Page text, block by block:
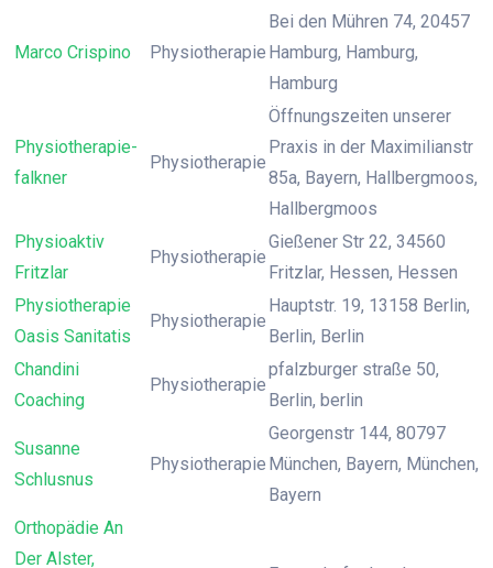
Marco Crispino Physiotherapie
Bei den Mühren 74, 20457
Hamburg, Hamburg,
Hamburg
Physiotherapie-
falkner
Physiotherapie
Öffnungszeiten unserer
Praxis in der Maximilianstr
85a, Bayern, Hallbergmoos,
Hallbergmoos
Physioaktiv
Fritzlar
Physiotherapie
Gießener Str 22, 34560
Fritzlar, Hessen, Hessen
Physiotherapie
Oasis Sanitatis
Physiotherapie
Hauptstr. 19, 13158 Berlin,
Berlin, Berlin
Chandini
Coaching
Physiotherapie
pfalzburger straße 50,
Berlin, berlin
Susanne
Schlusnus
Physiotherapie
Georgenstr 144, 80797
München, Bayern, München,
Bayern
Orthopädie An
Der Alster,